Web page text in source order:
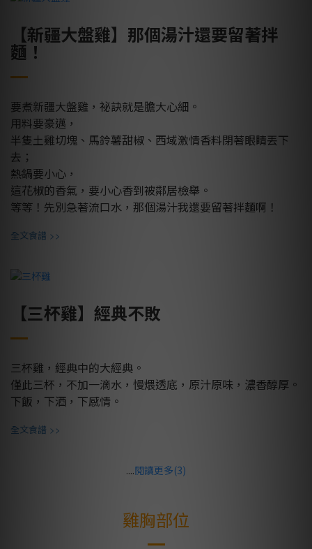
【新疆大盤雞】那個湯汁還要留著拌
麵！
要煮新疆大盤雞，祕訣就是膽大心細。
用料要豪邁，
半隻土雞切塊、馬鈴薯甜椒、西域激情香料閉著眼睛丟下
去；
熱鍋要小心，
這花椒的香氣，要小心香到被鄰居檢舉。
等等！先別急著流口水，那個湯汁我還要留著拌麵啊！
全文食譜 >>
【三杯雞】經典不敗
三杯雞，經典中的大經典。
僅此三杯，不加一滴水，慢煨透底，原汁原味，濃香醇厚。
下飯，下酒，下感情。
全文食譜 >>
....閱讀更多(3)
雞胸部位